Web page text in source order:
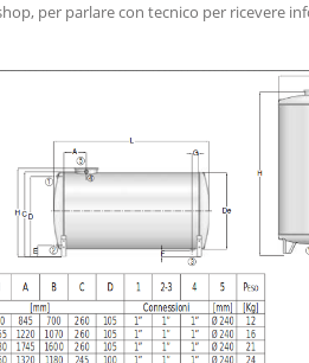
per parlare con tecnico per ricevere